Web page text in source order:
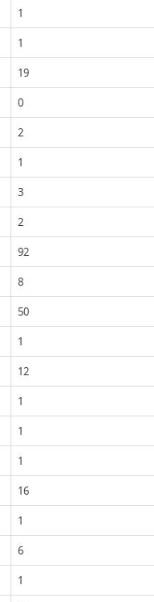
1
1
19
0
2
1
3
2
92
8
50
1
12
1
1
1
16
1
6
1